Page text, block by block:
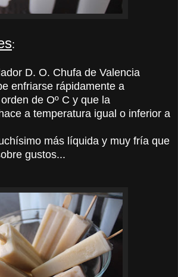
:
D. O. Chufa de Valencia
enfriarse rápidamente a
de Oº C y que la
a temperatura igual o inferior a
más líquida y muy fría que
gustos...